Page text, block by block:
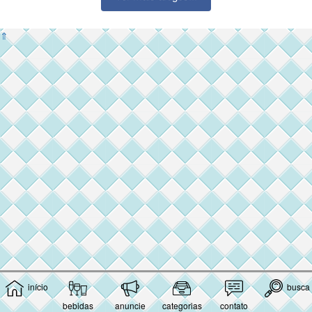
início
bebidas
anuncie categorias contato
busca
⇑